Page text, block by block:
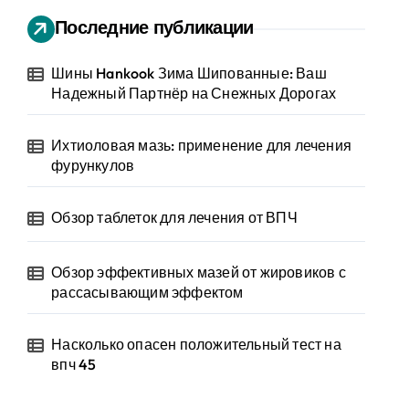
Последние публикации
Шины Hankook Зима Шипованные: Ваш
Надежный Партнёр на Снежных Дорогах
Ихтиоловая мазь: применение для лечения
фурункулов
Обзор таблеток для лечения от ВПЧ
Обзор эффективных мазей от жировиков с
рассасывающим эффектом
Насколько опасен положительный тест на
впч 45